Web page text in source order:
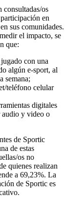
consultadas/os
en
sus comunidades.
el impacto, se
que:
con una
algún e-sport, al
semana;
teléfono celular
digitales
audio y video o
de Sportic
de estas
os no
quienes realizan
a 69,23%. La
de Sportic es